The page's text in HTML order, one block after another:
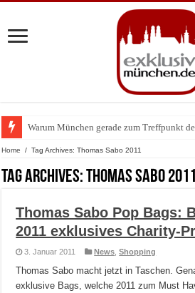
Warum München gerade zum Treffpunkt
BMW Art Cars in München: Warum die
Home / Tag Archives: Thomas Sabo 2011
Tag Archives:Thomas Sabo 2011
Thomas Sabo Pop Bags:
2011 exklusives Charity-
3. Januar 2011 News ,Shopping
Thomas Sabo macht jetzt in Taschen.
exklusive Bags, welche 2011 zum Must